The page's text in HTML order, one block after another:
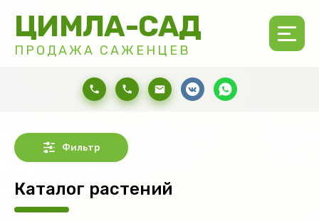
ЦИМЛА-САД
ПРОДАЖА САЖЕНЦЕВ
Фильтр
Каталог растений